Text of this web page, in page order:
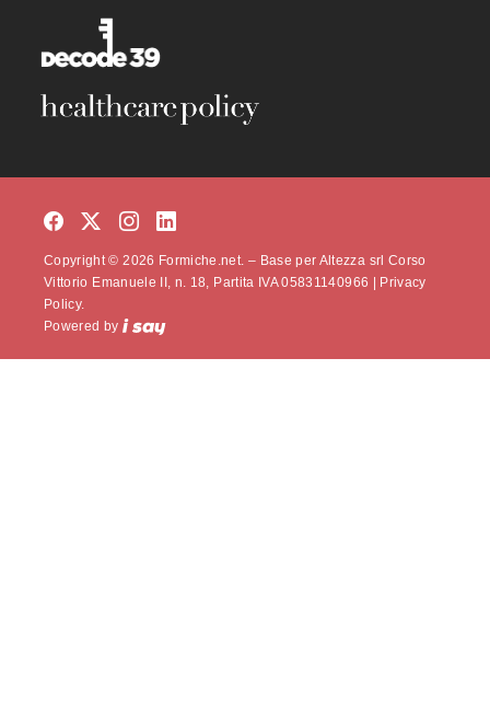
Copyright © 2026 Formiche.net. – Base per Altezza srl Corso
Vittorio Emanuele II, n. 18, Partita IVA 05831140966 |
Privacy
Policy.
Powered by